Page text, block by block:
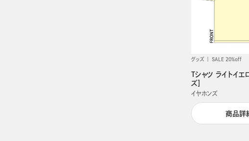
グッズ SALE 20%off
Tシャツ ライトイエ
ズ］
イヤホンズ
商品詳